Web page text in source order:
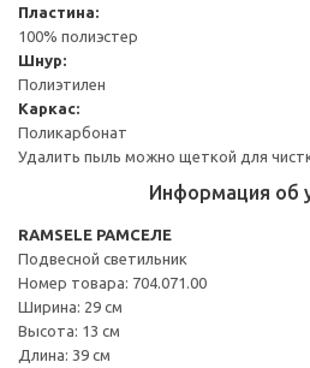
Пластина:
100% полиэстер
Шнур:
Полиэтилен
Каркас:
Поликарбонат
Удалить пыль можно щеткой для
Информация об
RAMSELE РАМСЕЛЕ
Подвесной светильник
Номер товара: 704.071.00
Ширина: 29 см
Высота: 13 см
Длина: 39 см